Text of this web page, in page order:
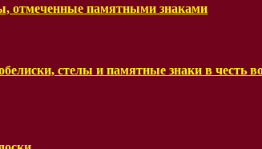
отмеченные памятными знаками
стелы и памятные знаки в честь